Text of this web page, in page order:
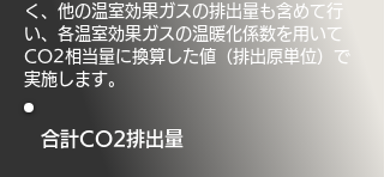
く、他の温室効果ガスの排出量も含めて行
い、各温室効果ガスの温暖化係数を用いて
CO2相当量に換算した値（排出原単位）で
実施します。
合計CO2排出量